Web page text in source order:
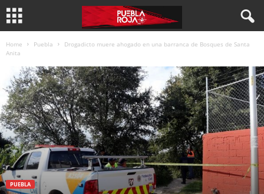
Home Puebla
Drogadicto muere ahogado en una barranca de Bosques de Santa
Anita
PUEBLA